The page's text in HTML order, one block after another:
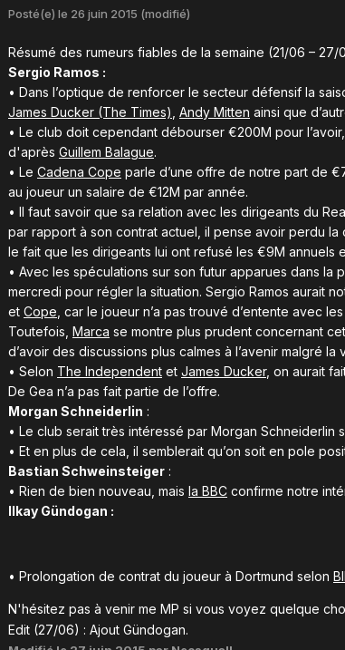
Posté(e) le 26 juin 2015 (modifié)
Résumé des rumeurs fiables de la semaine (21/06 – 27/
Sergio Ramos :
• Dans l’optique de renforcer le secteur défensif la
James Ducker (The Times) Andy Mitten ainsi que
• Le club doit cependant débourser €200M pour
d'après Guillem Balague.
• Le Cadena Cope parle d’une offre de notre part de
au joueur un salaire de €12M par année.
• Il faut savoir que sa relation avec les dirigeants du
par rapport à son contrat actuel, il pense avoir perdu la
le fait que les dirigeants lui ont refusé les €9M annuels
• Avec les spéculations sur son futur apparues dans la
mercredi pour régler la situation. Sergio Ramos aurait
et Cope , car le joueur n’a pas trouvé d’entente avec
Toutefois, Marca se montre plus prudent concernant
d’avoir des discussions plus calmes à l’avenir malgré
• Selon The Independent et James Ducker, on aurait
De Gea n’a pas fait partie de l’offre.
Morgan Schneiderlin :
• Le club serait très intéressé par Morgan Schneiderlin
• Et en plus de cela, il semblerait qu’on soit en pole
Bastian Schweinsteiger :
• Rien de bien nouveau, mais la BBC confirme notre
Ilkay Gündogan :
​​• Prolongation de contrat du joueur à Dortmund selon
N'hésitez pas à venir me MP si vous voyez quelque
Edit (27/06) : Ajout Gündogan.